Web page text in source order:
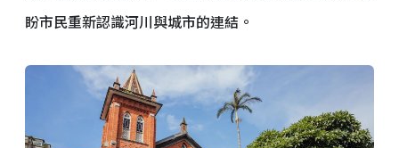
盼市民重新認識河川與城市的連結。